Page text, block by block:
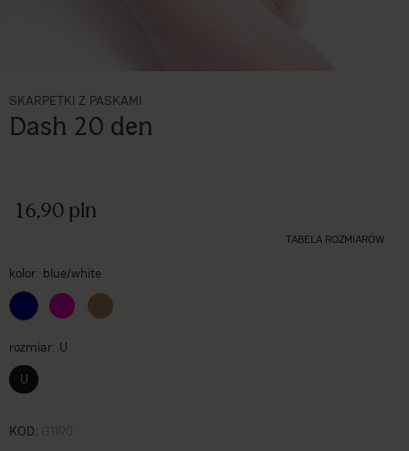
Dash 20 den
TABELA ROZMIARÓW
16,90 pln
kolor blue/white
rozmiar U
U
KOD
SKARPETKI Z PASKAMI